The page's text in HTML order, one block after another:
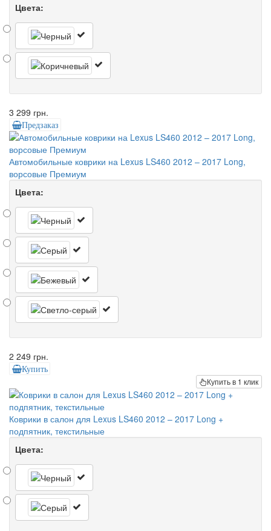
Цвета:
3 299 грн.
Предзаказ
Автомобильные коврики на Lexus LS460 2012 – 2017 Long,
ворсовые Премиум
Цвета:
2 249 грн.
Купить
Купить в 1 клик
Коврики в салон для Lexus LS460 2012 – 2017 Long +
подпятник, текстильные
Цвета: